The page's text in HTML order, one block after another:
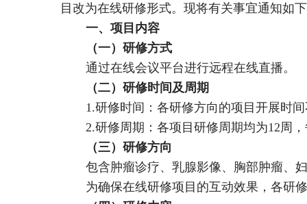
目改为在线研修形式。现将有关事宜通知如
一、项目内容
（一）研修方式
通过在线会议平台进行远程在线直播。
（二）研修时间及周期
1.研修时间：各研修方向的项目开展时
2.研修周期：各项目研修周期均为12周
（三）研修方向
包含肿瘤诊疗、乳腺影像、胸部肿瘤、
为确保在线研修项目的互动效果，各研